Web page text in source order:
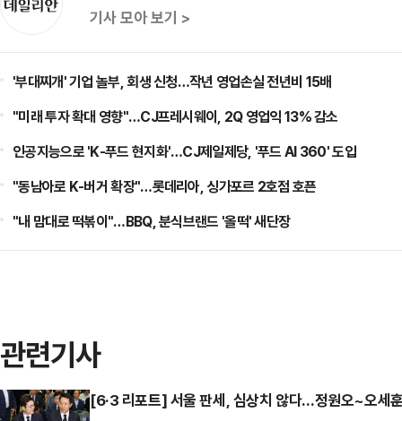
기사 모아 보기 >
'부대찌개' 기업 놀부, 회생 신청…작년 영업손실 전년비 15배
"미래 투자 확대 영향"…CJ프레시웨이, 2Q 영업익 13% 감소
인공지능으로 'K-푸드 현지화'…CJ제일제당, '푸드 AI 360' 도입
"동남아로 K-버거 확장"…롯데리아, 싱가포르 2호점 호픈
"내 맘대로 떡볶이"…BBQ, 분식브랜드 '올떡' 새단장
관련기사
[6·3 리포트] 서울 판세, 심상치 않다…정원오~오세